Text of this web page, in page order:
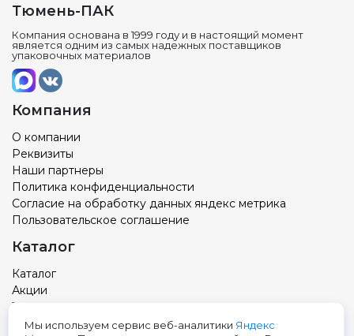
Тюмень-ПАК
Компания основана в 1999 году и в настоящий момент
является одним из самых надежных поставщиков
упаковочных материалов
Компания
О компании
Реквизиты
Наши партнеры
Политика конфиденциальности
Согласие на обработку данных яндекс метрика
Пользовательское соглашение
Каталог
Каталог
Акции
Товар с вашим логотипом
Новости
Мы используем сервис веб-аналитики Яндекс